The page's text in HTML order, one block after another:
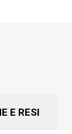
E RESI